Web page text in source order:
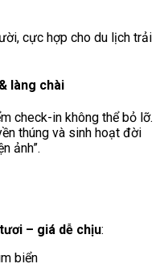
cực hợp cho du lịch trải
làng chài
check-in không thể bỏ lỡ.
thúng và sinh hoạt đời
ảnh”.
– giá dễ chịu:
biển